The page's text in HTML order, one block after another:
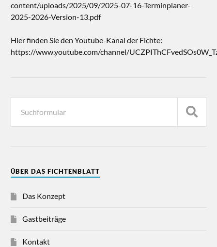
content/uploads/2025/09/2025-07-16-Terminplaner-
2025-2026-Version-13.pdf
Hier finden Sie den Youtube-Kanal der Fichte:
https://www.youtube.com/channel/
ÜBER DAS FICHTENBLATT
Das Konzept
Gastbeiträge
Kontakt